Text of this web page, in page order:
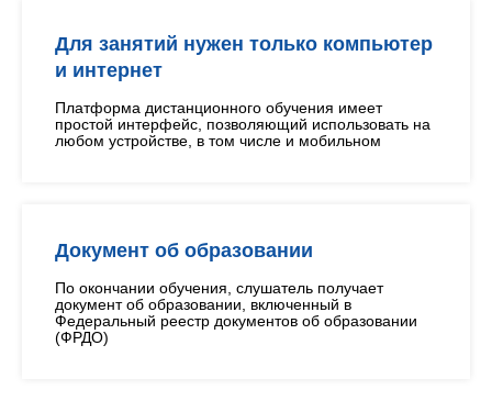
Для занятий нужен только компьютер
и интернет
Платформа дистанционного обучения имеет
простой интерфейс, позволяющий использовать на
любом устройстве, в том числе и мобильном
Документ об образовании
По окончании обучения, слушатель получает
документ об образовании, включенный в
Федеральный реестр документов об образовании
(ФРДО)